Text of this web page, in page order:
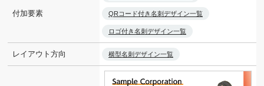
付加要素 QRコード付き名刺デザイン一覧
ロゴ付き名刺デザイン一覧
レイアウト方向 横型名刺デザイン一覧